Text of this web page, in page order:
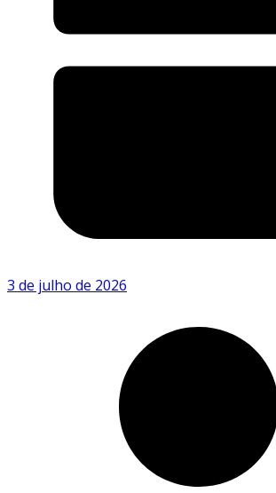
3 de julho de 2026